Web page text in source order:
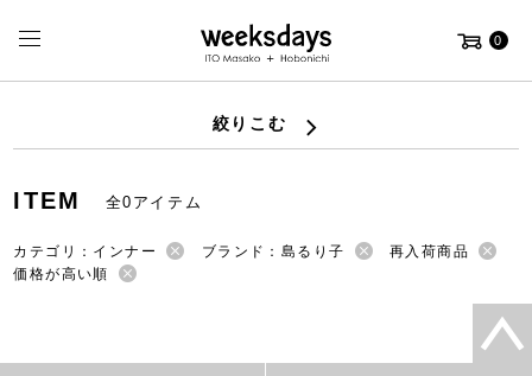
0
絞りこむ
ITEM 全0アイテム
カテゴリ：インナー ブランド：島るり子
再入荷商品
価格が高い順